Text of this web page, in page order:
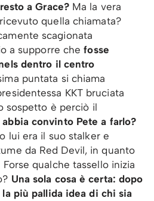
a Grace?Ma la vera
quella chiamata?
scagionata
a supporre che fosse
dentro il centro
puntata si chiama
KKT bruciata
sospetto è perciò il
convinto Pete a farlo?
lui era il suo stalker e
da Red Devil, in quanto
qualche tassello inizia
Una sola cosa è certa: dopo
la più pallida idea di chi sia